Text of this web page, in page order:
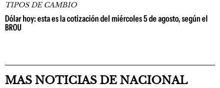
TIPOS DE CAMBIO
Dólar hoy: esta es la cotización del miércoles 5 de agosto, según el
BROU
MAS NOTICIAS DE NACIONAL